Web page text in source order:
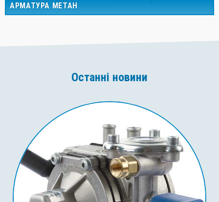
АРМАТУРА МЕТАН
Останні новини